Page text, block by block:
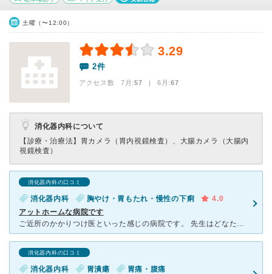
土曜（〜12:00）
3.29
2件
アクセス数 7月:57 | 6月:67
消化器内科について
【診療・治療法】 胃カメラ（胃内視鏡検査）、大腸カメラ（大腸内
視鏡検査）
消化器内科の口コミ
消化器内科 胸やけ・胃もたれ・慢性の下痢
4.0
アットホームな病院です
ご近所のかかりつけ医といった感じの病院です。 先生はどなたも優しく穏やかな方ばかりなので、安心して受診できると思います。 ただ、長いスパンで様子を診ていこうというスタンスなのか、私の場合はある
消化器内科の口コミ
消化器内科 胃潰瘍
胃痛・腹痛